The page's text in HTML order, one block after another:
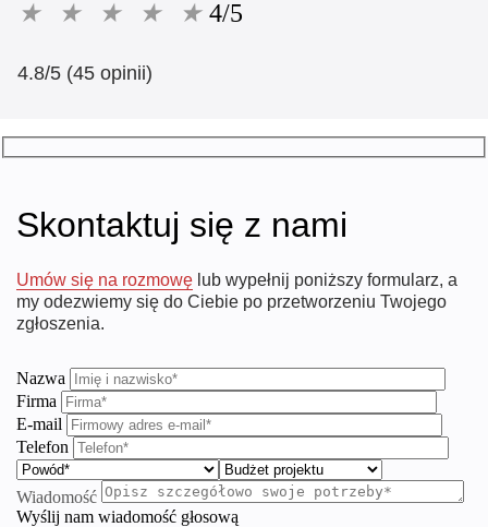
★ ★ ★ ★ ★ 4/5
4.8/5 (45 opinii)
Skontaktuj się z nami
Umów się na rozmowę lub wypełnij poniższy formularz, a
my odezwiemy się do Ciebie po przetworzeniu Twojego
zgłoszenia.
Nazwa
Firma
E-mail
Telefon
Wiadomość
Wyślij nam wiadomość głosową